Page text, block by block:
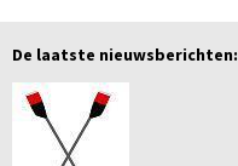
De laatste nieuwsberichten: